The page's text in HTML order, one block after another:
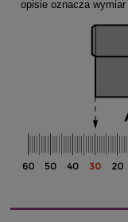
opisie oznacza wymiar